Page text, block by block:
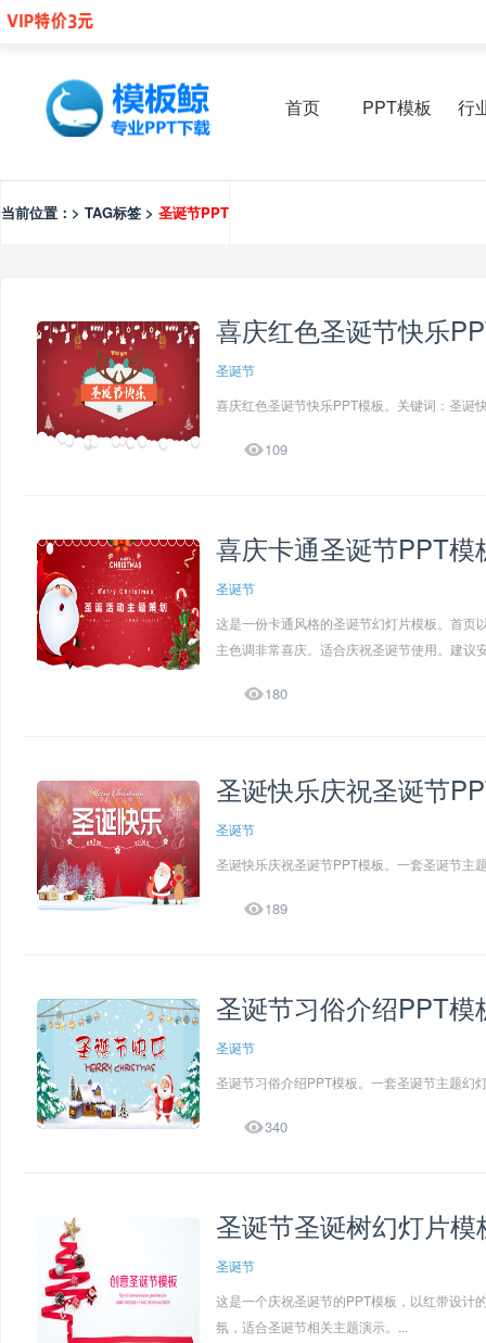
首页 PPT模板 行
当前位置：> TAG标签 > 圣诞节PPT
喜庆红色圣诞节快乐
圣诞节
喜庆红色圣诞节快乐PPT模板。关键词：圣诞
109
喜庆卡通圣诞节PPT模
圣诞节
这是一份卡通风格的圣诞节幻灯片模板。首页
主色调非常喜庆。适合庆祝圣诞节使用。建议
180
圣诞快乐庆祝圣诞节
圣诞节
圣诞快乐庆祝圣诞节PPT模板。一套圣诞节主
189
圣诞节习俗介绍PPT模
圣诞节
圣诞节习俗介绍PPT模板。一套圣诞节主题幻
340
圣诞节圣诞树幻灯片模
圣诞节
这是一个庆祝圣诞节的PPT模板，以红带设计
氛，适合圣诞节相关主题演示。...